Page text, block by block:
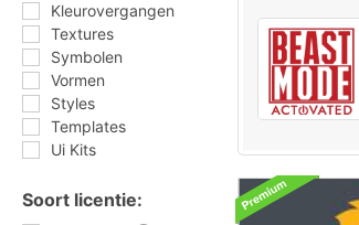
Kleurovergangen
Textures
Symbolen
Vormen
Styles
Templates
Ui Kits
Soort licentie: